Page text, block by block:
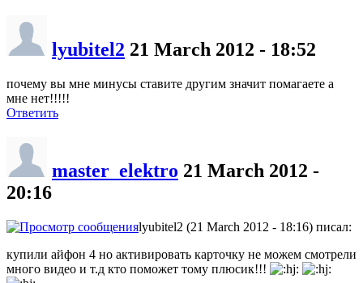
lyubitel2 21 March 2012 - 18:52
почему вы мне минусы ставите другим значит помагаете а
мне нет!!!!!
Ответить
master_elektro 21 March 2012 -
20:16
lyubitel2 (21 March 2012 - 18:16) писал:
купили айфон 4 но активировать карточку не можем смотрели
много видео и т.д кто поможет тому плюсик!!!